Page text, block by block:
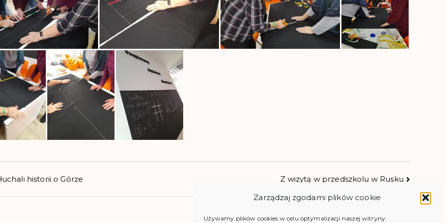
Zarządzaj zgodami plików cookie
Używamy plików cookies w celu optymalizacji naszej witryny.
historii o Górze Z wizytą w przedszkolu w Rusku